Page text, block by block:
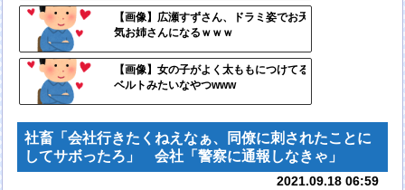
【画像】広瀬すずさん、ドラミ姿でお天
気お姉さんになるｗｗｗ
【画像】女の子がよく太ももにつけてる
ベルトみたいなやつwww
自動
更新
ツー
社畜「会社行きたくねえなぁ、同僚に刺されたことに
してサボったろ」 会社「警察に通報しなきゃ」
2021.09.18 06:59